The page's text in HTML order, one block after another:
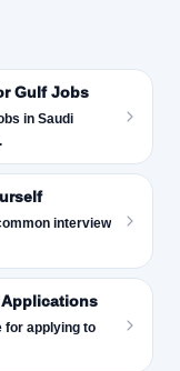
Gulf Jobs
in Saudi
interview
Applications
for applying to